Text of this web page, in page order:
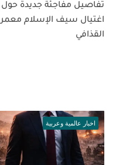
تفاصيل مفاجئة جديدة حول
اغتيال سيف الإسلام معمر
القذافي
اخبار عالمية وعربية